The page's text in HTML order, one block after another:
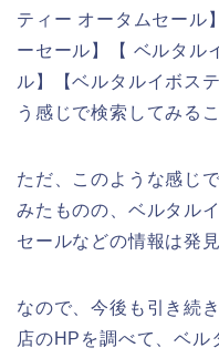
ティー オータムセール
ーセール】【 ベルタル
ル】【ベルタルイボス
う感じで検索してみる
ただ、このような感じ
みたものの、ベルタル
セールなどの情報は発
なので、今後も引き続
店のHPを調べて、ベル